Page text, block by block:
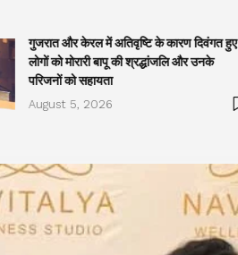
गुजरात और केरल में अतिवृष्टि के कारण दिवंगत हुए
लोगों को मोरारी बापू की श्रद्धांजलि और उनके
परिजनों को सहायता
August 5, 2026